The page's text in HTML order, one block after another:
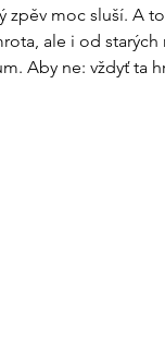
zpěv moc sluší. A
ale i od
Aby ne: vždyť ta